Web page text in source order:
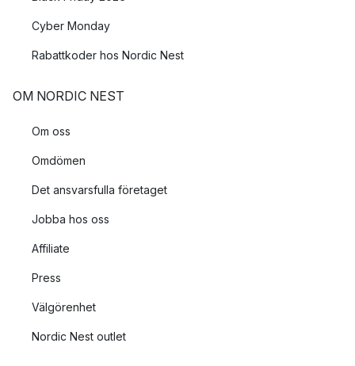
Cyber Monday
Rabattkoder hos Nordic Nest
OM NORDIC NEST
Om oss
Omdömen
Det ansvarsfulla företaget
Jobba hos oss
Affiliate
Press
Välgörenhet
Nordic Nest outlet